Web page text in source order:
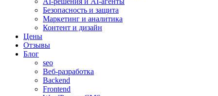
Безопасность и защита
Маркетинг и аналитика
Контент и дизайн
Цены
Отзывы
Блог
seo
Веб-разработка
Backend
Frontend